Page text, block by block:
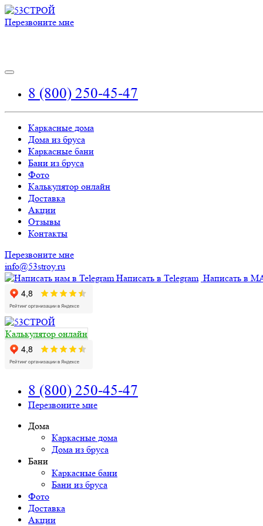
Перезвоните мне
8 (800) 250-45-47
Каркасные дома
Дома из бруса
Каркасные бани
Бани из бруса
Фото
Калькулятор онлайн
Доставка
Акции
Отзывы
Контакты
Перезвоните мне
info@53stroy.ru
Написать в Telegram Написать в
Калькулятор онлайн
8 (800) 250-45-47
Перезвоните мне
Дома
Каркасные дома
Дома из бруса
Бани
Каркасные бани
Бани из бруса
Фото
Доставка
Акции